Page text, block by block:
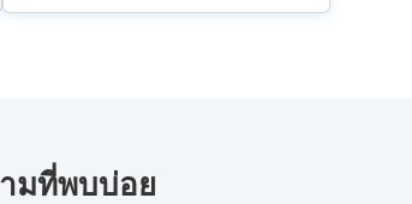
มที่พบบ่อย